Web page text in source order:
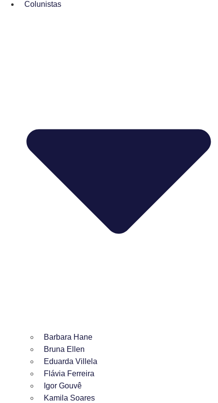
Colunistas
Barbara Hane
Bruna Ellen
Eduarda Villela
Flávia Ferreira
Igor Gouvê
Kamila Soares